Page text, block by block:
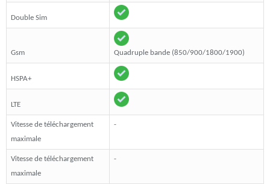
Double Sim
Gsm Quadruple bande (850/900/1800/1900)
HSPA+
LTE
Vitesse de téléchargement
maximale
-
Vitesse de téléchargement
maximale
-